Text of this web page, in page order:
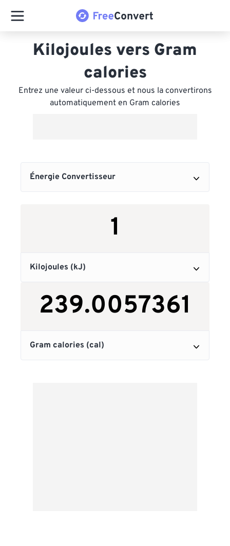
Kilojoules vers Gram
calories
Entrez une valeur ci-dessous et nous la convertirons
automatiquement en Gram calories